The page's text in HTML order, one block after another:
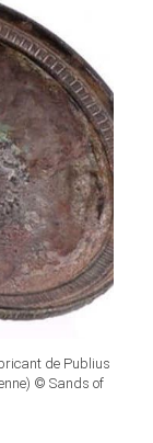
de Publius
© Sands of